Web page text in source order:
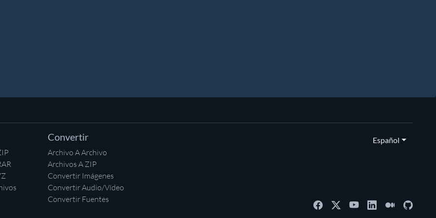
Convertir
Archivo A Archivo
Archivos A ZIP
Convertir Imágenes
Convertir Audio/Vídeo
Convertir Fuentes
Español